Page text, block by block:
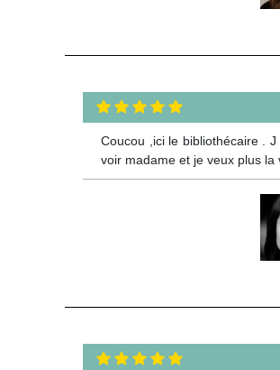
Coucou ,ici le bibliothécaire .
voir madame et je veux plus